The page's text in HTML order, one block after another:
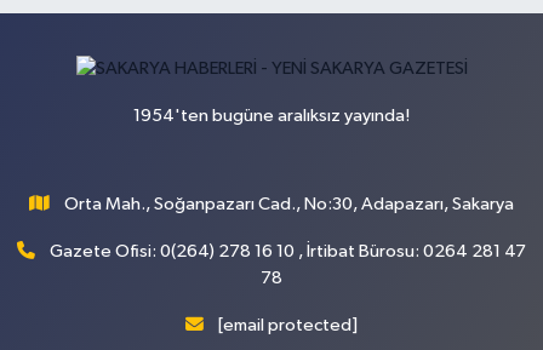
1954'ten bugüne aralıksız yayında!
Orta Mah., Soğanpazarı Cad., No:30, Adapazarı, Sakarya
Gazete Ofisi: 0(264) 278 16 10 , İrtibat Bürosu: 0264 281 47
78
[email protected]